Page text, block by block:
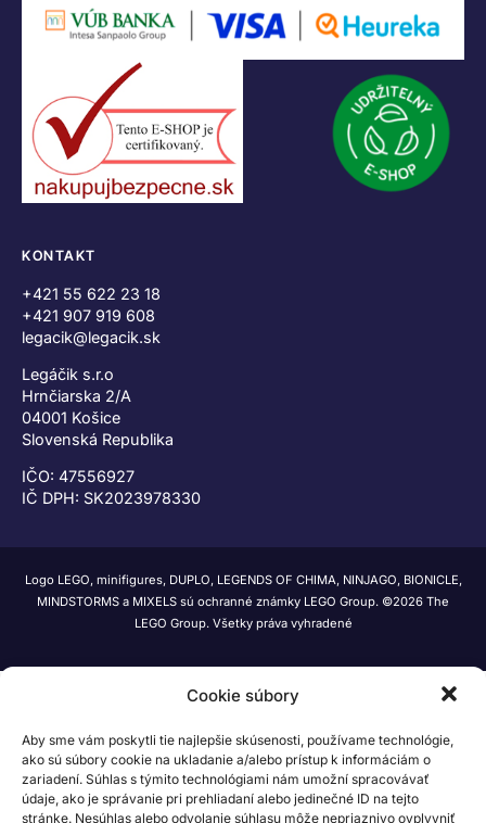
Cookie súbory
Aby sme vám poskytli tie najlepšie skúsenosti, používame technológie,
ako sú súbory cookie na ukladanie a/alebo prístup k informáciám o
zariadení. Súhlas s týmito technológiami nám umožní spracovávať
údaje, ako je správanie pri prehliadaní alebo jedinečné ID na tejto
stránke. Nesúhlas alebo odvolanie súhlasu môže nepriaznivo ovplyvniť
KONTAKT
+421 55 622 23 18
+421 907 919 608
legacik@legacik.sk
Legáčik s.r.o
Hrnčiarska 2/A
04001 Košice
Slovenská Republika
IČO: 47556927
IČ DPH: SK2023978330
Logo LEGO, minifigures, DUPLO, LEGENDS OF CHIMA, NINJAGO, BIONICLE,
MINDSTORMS a MIXELS sú ochranné známky LEGO Group. ©2026 The
LEGO Group. Všetky práva vyhradené